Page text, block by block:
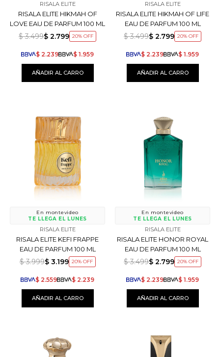
RISALA ELITE
RISALA ELITE HIKMAH OF
LOVE EAU DE PARFUM 100 ML
$ 2.799
$ 3.499 20
$ 1.959
$ 2.239
RISALA ELITE
RISALA ELITE HIKMAH OF LIFE
EAU DE PARFUM 100 ML
$ 2.799
$ 3.499 20
$ 1.959
$ 2.239
En montevideo
TE LLEGA EL LUNES
RISALA ELITE
RISALA ELITE KEFI FRAPPE
EAU DE PARFUM 100 ML
$ 3.199
$ 3.999 20
$ 2.239
$ 2.559
En montevideo
TE LLEGA EL LUNES
RISALA ELITE
RISALA ELITE HONOR ROYAL
EAU DE PARFUM 100 ML
$ 2.799
$ 3.499 20
$ 1.959
$ 2.239